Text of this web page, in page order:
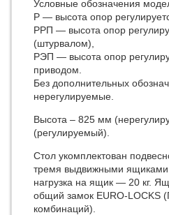
Условные обозначения
Р — высота опор
РРП — высота опор
(штурвалом),
РЭП — высота опор
приводом.
Без дополнительных
нерегулируемые.
Высота – 825 мм
(регулируемый).
Стол укомплектован
тремя выдвижными
нагрузка на ящик — 20 кг.
общий замок EURO-LOCKS
комбинаций).